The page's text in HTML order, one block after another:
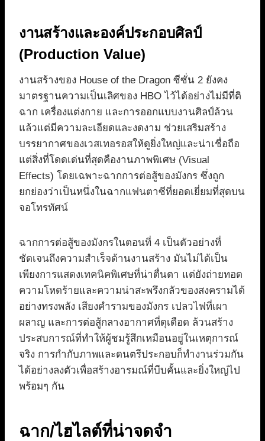
งานสร้างและองค์ประกอบศิลป์
(Production Value)
งานสร้างของ House of the Dragon ซีซั่น 2 ยังคง
มาตรฐานความเป็นเลิศของ HBO ไว้ได้อย่างไม่มีที่ติ
ฉาก เครื่องแต่งกาย และการออกแบบงานศิลป์ล้วน
แล้วแต่มีความละเอียดและงดงาม ช่วยเสริมสร้าง
บรรยากาศของเวสเทอรอสให้ดูยิ่งใหญ่และน่าเชื่อถือ
แต่สิ่งที่โดดเด่นที่สุดคืองานภาพพิเศษ (Visual
Effects) โดยเฉพาะฉากการต่อสู้ของมังกร ซึ่งถูก
ยกย่องว่าเป็นหนึ่งในฉากแฟนตาซีที่ยอดเยี่ยมที่สุดบน
จอโทรทัศน์
ฉากการต่อสู้ของมังกรในตอนที่ 4 เป็นตัวอย่างที่
ชัดเจนถึงความสำเร็จด้านงานสร้าง มันไม่ได้เป็น
เพียงการแสดงเทคนิคพิเศษที่น่าตื่นตา แต่ยังถ่ายทอด
ความโหดร้ายและความน่าสะพรึงกลัวของสงครามได้
อย่างทรงพลัง เสียงคำรามของมังกร เปลวไฟที่เผา
ผลาญ และการต่อสู้กลางอากาศที่ดุเดือด ล้วนสร้าง
ประสบการณ์ที่ทำให้ผู้ชมรู้สึกเหมือนอยู่ในเหตุการณ์
จริง การกำกับภาพและดนตรีประกอบก็ทำงานร่วมกัน
ได้อย่างลงตัวเพื่อสร้างอารมณ์ที่บีบคั้นและยิ่งใหญ่ไป
พร้อมๆ กัน
ฉาก/ไฮไลต์ที่น่าจดจำ